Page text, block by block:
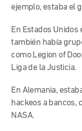
ejemplo, estaba el
En Estados
también había
como Legion of
Liga de la Justicia.
En Alemania,
hackeos a bancos,
NASA.